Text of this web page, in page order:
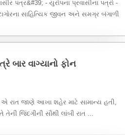
પત્ર&#39; - યુરોપના પ્રવાસીના પત્રો -
સાહિત્યિક જીવન અને સમગ્ર બંગાળી
બાર વાગ્યાનો ફોન
એ રાત જાણે આખા શહેર માટે સામાન્ય હતી,
તેની જિંદગીની સૌથી લાંબી રાત ...